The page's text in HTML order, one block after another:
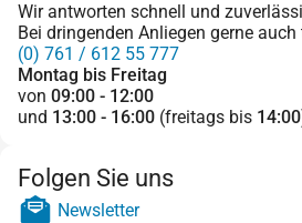
Wir antworten schnell und
Bei dringenden Anliegen gerne
(0) 761 / 612 55 777
Montag bis Freitag
von 09:00 - 12:00
und 13:00 - 16:00 (freitags bis 14:00
Folgen Sie uns
Newsletter